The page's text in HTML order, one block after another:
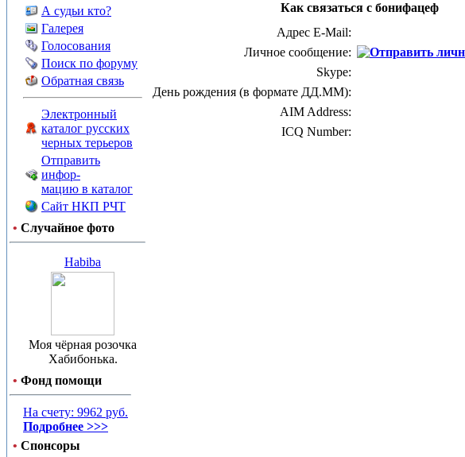
А судьи кто?
Галерея
Голосования
Поиск по форуму
Обратная связь
Электронный
каталог русских
черных терьеров
Отправить
инфор-
мацию в каталог
Сайт НКП РЧТ
• Случайное фото
Habiba
Моя чёрная розочка
Хабибонька.
• Фонд помощи
На счету: 9962 руб.
Подробнее >>>
• Спонсоры
Как связаться с бонифацеф
Адрес E-Mail:
Личное сообщение:
Skype:
День рождения (в формате ДД.ММ):
AIM Address:
ICQ Number: